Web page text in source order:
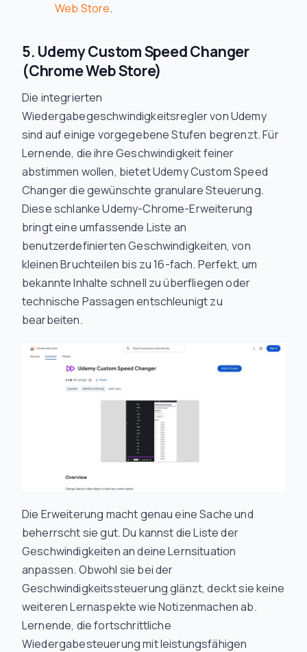
Web Store.
5. Udemy Custom Speed Changer
(Chrome Web Store)
Die integrierten
Wiedergabegeschwindigkeitsregler von Udemy
sind auf einige vorgegebene Stufen begrenzt. Für
Lernende, die ihre Geschwindigkeit feiner
abstimmen wollen, bietet Udemy Custom Speed
Changer die gewünschte granulare Steuerung.
Diese schlanke Udemy-Chrome-Erweiterung
bringt eine umfassende Liste an
benutzerdefinierten Geschwindigkeiten, von
kleinen Bruchteilen bis zu 16-fach. Perfekt, um
bekannte Inhalte schnell zu überfliegen oder
technische Passagen entschleunigt zu
bearbeiten.
Die Erweiterung macht genau eine Sache und
beherrscht sie gut. Du kannst die Liste der
Geschwindigkeiten an deine Lernsituation
anpassen. Obwohl sie bei der
Geschwindigkeitssteuerung glänzt, deckt sie keine
weiteren Lernaspekte wie Notizenmachen ab.
Lernende, die fortschrittliche
Wiedergabesteuerung mit leistungsfähigen